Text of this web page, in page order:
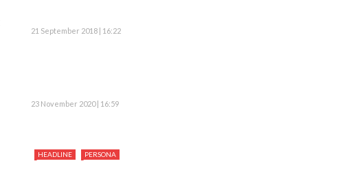
21 September 2018 | 16:22
23 November 2020 | 16:59
HEADLINE PERSONA